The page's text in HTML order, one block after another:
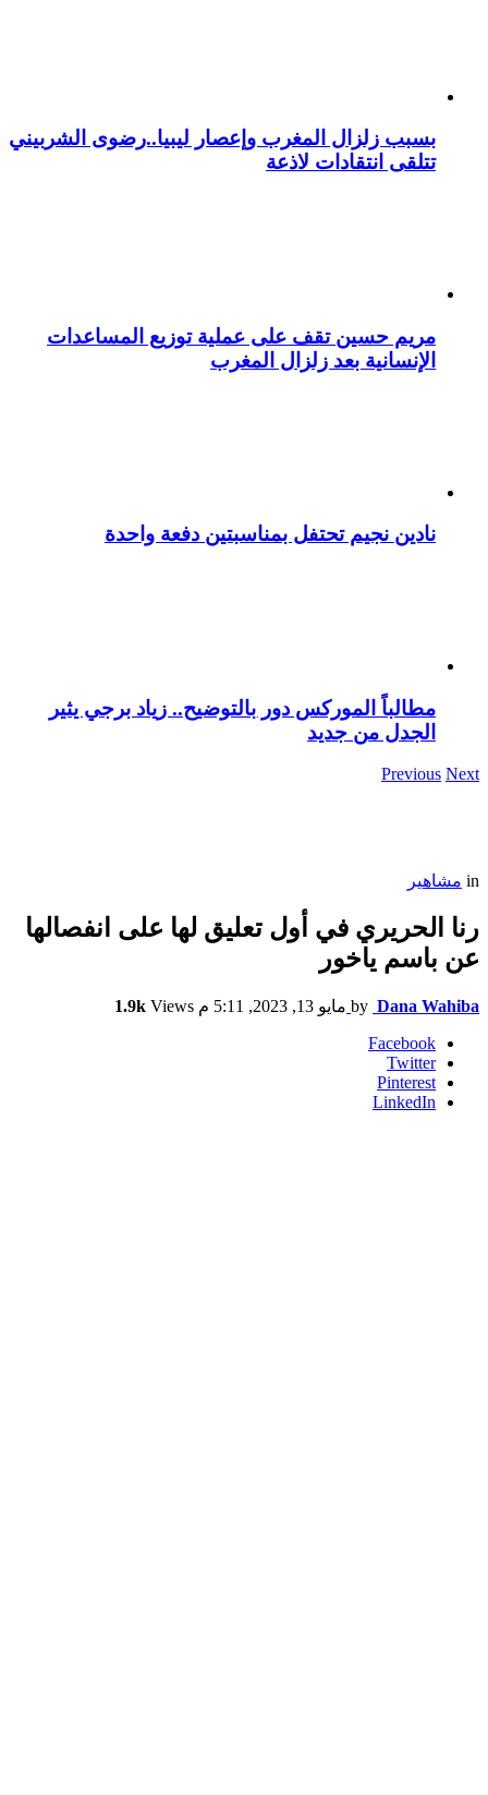
بسبب زلزال المغرب وإعصار ليبيا..رضوى الشربيني
تتلقى انتقادات لاذعة
مريم حسين تقف على عملية توزيع المساعدات
الإنسانية بعد زلزال المغرب
نادين نجيم تحتفل بمناسبتين دفعة واحدة
مطالباً الموركس دور بالتوضيح.. زياد برجي يثير
الجدل من جديد
Previous Next
in مشاهير
رنا الحريري في أول تعليق لها على انفصالها
عن باسم ياخور
by Dana Wahiba مايو 13, 2023, 5:11 م 1.9k Views
Facebook
Twitter
Pinterest
LinkedIn